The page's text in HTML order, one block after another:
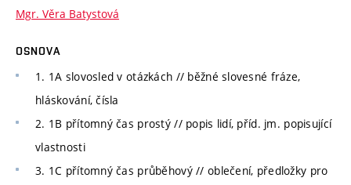
Mgr. Věra Batystová
OSNOVA
1. 1A slovosled v otázkách // běžné slovesné fráze,
hláskování, čísla
2. 1B přítomný čas prostý // popis lidí, příd. jm. popisující
vlastnosti
3. 1C přítomný čas průběhový // oblečení, předložky pro